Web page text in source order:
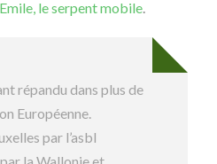
Emile, le serpent mobile.
répandu dans plus de
Européenne.
par l’asbl